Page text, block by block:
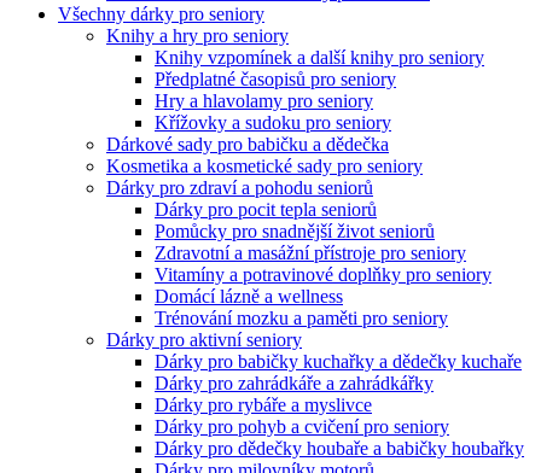
Všechny dárky pro seniory
Knihy a hry pro seniory
Knihy vzpomínek a další knihy pro seniory
Předplatné časopisů pro seniory
Hry a hlavolamy pro seniory
Křížovky a sudoku pro seniory
Dárkové sady pro babičku a dědečka
Kosmetika a kosmetické sady pro seniory
Dárky pro zdraví a pohodu seniorů
Dárky pro pocit tepla seniorů
Pomůcky pro snadnější život seniorů
Zdravotní a masážní přístroje pro seniory
Vitamíny a potravinové doplňky pro seniory
Domácí lázně a wellness
Trénování mozku a paměti pro seniory
Dárky pro aktivní seniory
Dárky pro babičky kuchařky a dědečky kuchaře
Dárky pro zahrádkáře a zahrádkářky
Dárky pro rybáře a myslivce
Dárky pro pohyb a cvičení pro seniory
Dárky pro dědečky houbaře a babičky houbařky